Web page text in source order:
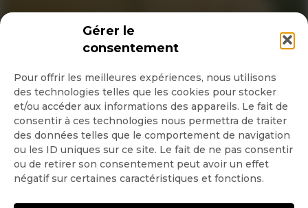
Gérer le
consentement
Pour offrir les meilleures expériences, nous utilisons
des technologies telles que les cookies pour stocker
et/ou accéder aux informations des appareils. Le fait de
consentir à ces technologies nous permettra de traiter
des données telles que le comportement de navigation
ou les ID uniques sur ce site. Le fait de ne pas consentir
ou de retirer son consentement peut avoir un effet
négatif sur certaines caractéristiques et fonctions.
INSCRIPTION NEWSLETTER
Quotidienne
Hebdo
OK